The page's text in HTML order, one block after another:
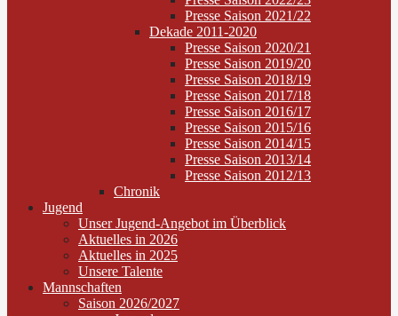
Presse Saison 2021/22
Dekade 2011-2020
Presse Saison 2020/21
Presse Saison 2019/20
Presse Saison 2018/19
Presse Saison 2017/18
Presse Saison 2016/17
Presse Saison 2015/16
Presse Saison 2014/15
Presse Saison 2013/14
Presse Saison 2012/13
Chronik
Jugend
Unser Jugend-Angebot im Überblick
Aktuelles in 2026
Aktuelles in 2025
Unsere Talente
Mannschaften
Saison 2026/2027